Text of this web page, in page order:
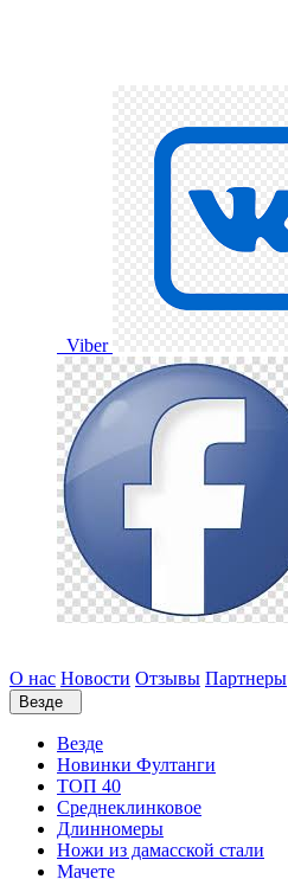
Viber
О нас Новости Отзывы Партнеры
Везде
Везде
Новинки Фултанги
ТОП 40
Среднеклинковое
Длинномеры
Ножи из дамасской стали
Мачете